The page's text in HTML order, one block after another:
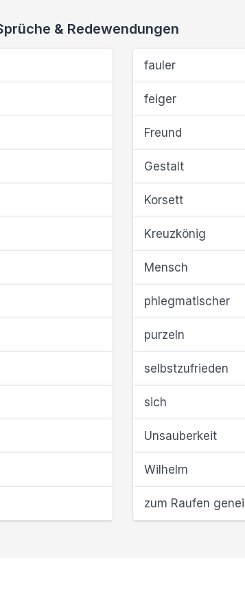
& Redewendungen
fauler
feiger
Freund
Gestalt
Korsett
Kreuzkönig
Mensch
phlegmatischer
purzeln
selbstzufrieden
sich
Unsauberkeit
Wilhelm
zum Raufen